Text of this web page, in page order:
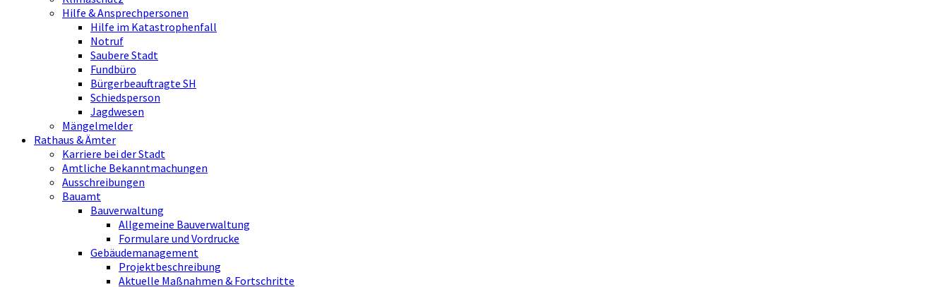
Hilfe & Ansprechpersonen
Hilfe im Katastrophenfall
Notruf
Saubere Stadt
Fundbüro
Bürgerbeauftragte SH
Schiedsperson
Jagdwesen
Mängelmelder
Rathaus & Ämter
Karriere bei der Stadt
Amtliche Bekanntmachungen
Ausschreibungen
Bauamt
Bauverwaltung
Allgemeine Bauverwaltung
Formulare und Vordrucke
Gebäudemanagement
Projektbeschreibung
Aktuelle Maßnahmen & Fortschritte